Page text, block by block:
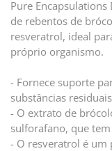
Pure
de rebentos de
resveratrol, ideal
próprio organismo.
- Fornece suporte
substâncias
- O extrato de
sulforafano, que
- O resveratrol é um